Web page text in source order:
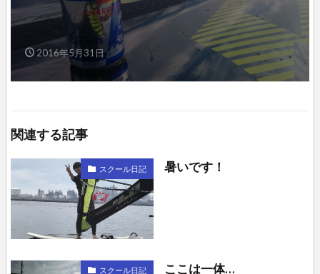
2016年5月31日
関連する記事
スクール日記 暑いです！
スクール日記 ここは一体…